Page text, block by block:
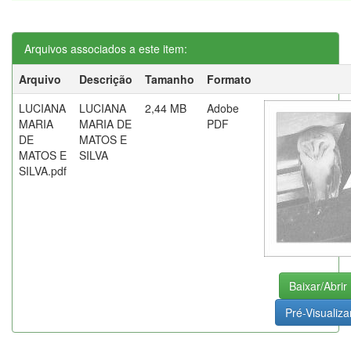
Arquivos associados a este item:
Arquivo
Descrição Tamanho
Formato
LUCIANA
MARIA
DE
MATOS E
SILVA.pdf
LUCIANA
MARIA DE
MATOS E
SILVA
2,44 MB
Adobe
PDF
Baixar/Abrir
Pré-